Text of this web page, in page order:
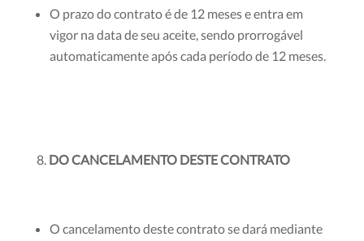
O prazo do contrato é de 12 meses e entra em
vigor na data de seu aceite, sendo prorrogável
automaticamente após cada período de 12 meses.
DO CANCELAMENTO DESTE CONTRATO
O cancelamento deste contrato se dará mediante